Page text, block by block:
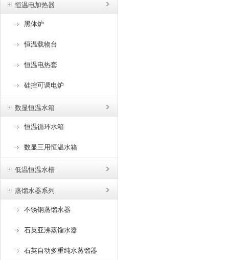
恒温电加热器
黑体炉
恒温载物台
恒温电热套
硅控可调电炉
数显恒温水箱
恒温循环水箱
数显三用恒温水箱
低温恒温水槽
蒸馏水器系列
不锈钢蒸馏水器
石英亚沸蒸馏水器
石英自动多重纯水蒸馏器